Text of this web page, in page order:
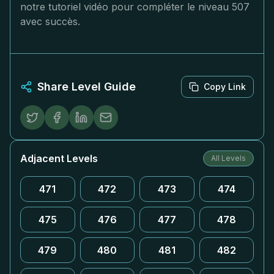
notre tutoriel vidéo pour compléter le niveau 507
avec succès.
Share Level Guide Copy Link
Adjacent Levels All Levels
471 472 473 474
475 476 477 478
479 480 481 482